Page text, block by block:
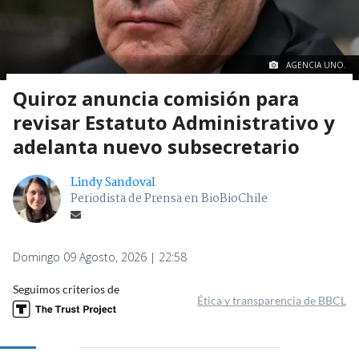
AGENCIA UNO.
Quiroz anuncia comisión para
revisar Estatuto Administrativo y
adelanta nuevo subsecretario
Lindy Sandoval
Periodista de Prensa en BioBioChile
Domingo 09 Agosto, 2026 | 22:58
Seguimos criterios de
Ética y transparencia de BBCL